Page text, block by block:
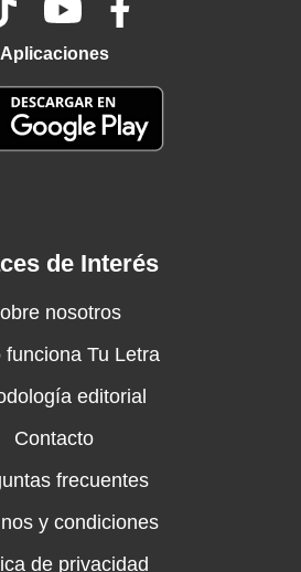
Aplicaciones
de Interés
nosotros
funciona Tu Letra
editorial
Contacto
frecuentes
y condiciones
de privacidad